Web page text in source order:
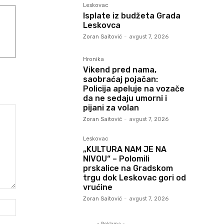
sajt:
Leskovac
Isplate iz budžeta Grada
Leskovca
Zoran Saitović - avgust 7, 2026
Hronika
Vikend pred nama,
saobraćaj pojačan:
Policija apeluje na vozače
da ne sedaju umorni i
pijani za volan
Zoran Saitović - avgust 7, 2026
Leskovac
„KULTURA NAM JE NA
NIVOU“ – Polomili
prskalice na Gradskom
trgu dok Leskovac gori od
vrućine
Zoran Saitović - avgust 7, 2026